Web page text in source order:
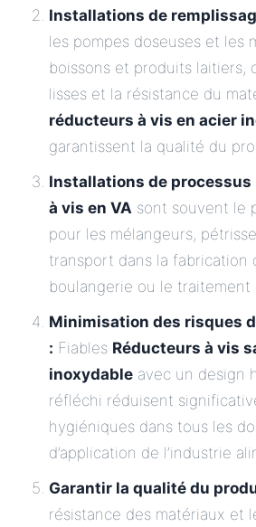
Installations de
les pompes doseuses et les
boissons et produits laitiers,
lisses et la résistance du
réducteurs à vis en acier
garantissent la qualité du
Installations de processus
à vis en VA sont souvent le
pour les mélangeurs,
transport dans la fabrication
boulangerie ou le traitement
Minimisation des risques
: Fiables Réducteurs à vis
inoxydable avec un design
réfléchi réduisent
hygiéniques dans tous les
d’application de l’industrie
Garantir la qualité du
résistance des matériaux et